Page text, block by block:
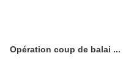
Opération coup de balai ...